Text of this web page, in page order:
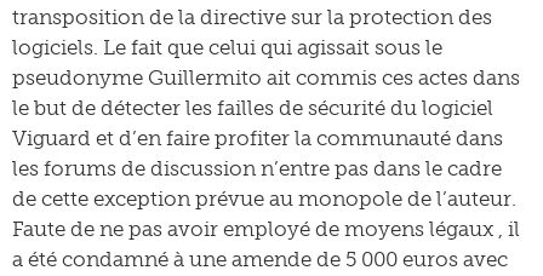
transposition de la directive sur la protection des
logiciels. Le fait que celui qui agissait sous le
pseudonyme Guillermito ait commis ces actes dans
le but de détecter les failles de sécurité du logiciel
Viguard et d’en faire profiter la communauté dans
les forums de discussion n’entre pas dans le cadre
de cette exception prévue au monopole de l’auteur.
Faute de ne pas avoir employé de moyens légaux , il
a été condamné à une amende de 5 000 euros avec